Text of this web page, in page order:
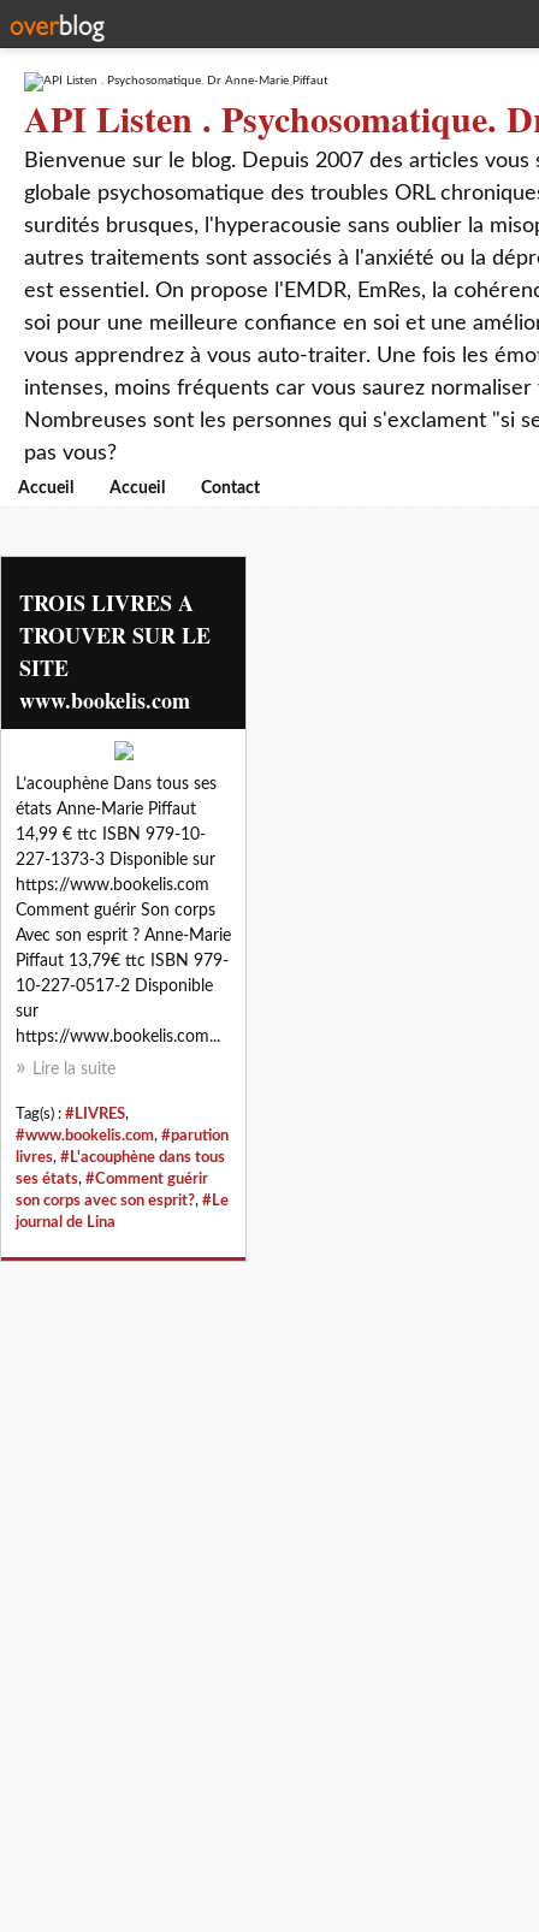
API Listen . Psychosomatique.
Bienvenue sur le blog. Depuis 2007 des articles
globale psychosomatique des troubles ORL
surdités brusques, l'hyperacousie sans oublier la
autres traitements sont associés à l'anxiété ou la
est essentiel. On propose l'EMDR, EmRes, la
soi pour une meilleure confiance en soi et une
vous apprendrez à vous auto-traiter. Une fois les
intenses, moins fréquents car vous saurez
Nombreuses sont les personnes qui s'exclament "si
pas vous?
Accueil Accueil Contact
parution livres
TROIS LIVRES A
TROUVER SUR LE
SITE
www.bookelis.com
L’acouphène Dans tous ses
états Anne-Marie Piffaut
14,99 € ttc ISBN 979-10-
227-1373-3 Disponible sur
https://www.bookelis.com
Comment guérir Son corps
Avec son esprit ? Anne-Marie
Piffaut 13,79€ ttc ISBN 979-
10-227-0517-2 Disponible
sur
https://www.bookelis.com...
Lire la suite
Tag(s) : #LIVRES,
#www.bookelis.com, #parution
livres, #L'acouphène dans tous
ses états, #Comment guérir
son corps avec son esprit?, #Le
journal de Lina